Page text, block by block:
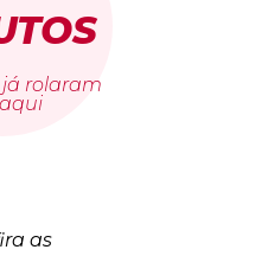
rolaram
as